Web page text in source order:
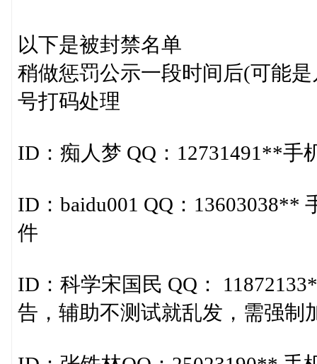
以下是被封禁名单
稍做惩罚公示一段时间后(可能
号打码处理
ID：痴人梦 QQ：12731491**手
ID：baidu001 QQ：13603038**
件
ID：科学宋国民 QQ：
告，辅助不测试就乱发，需强制